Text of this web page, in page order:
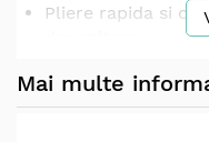
Pliere rapida si
directivele
Dimensiuni (LxWxH):
Mai multe